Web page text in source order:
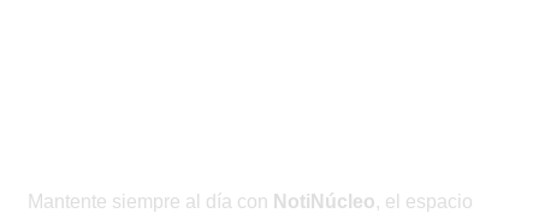
Mantente siempre al día con NotiNúcleo, el espacio